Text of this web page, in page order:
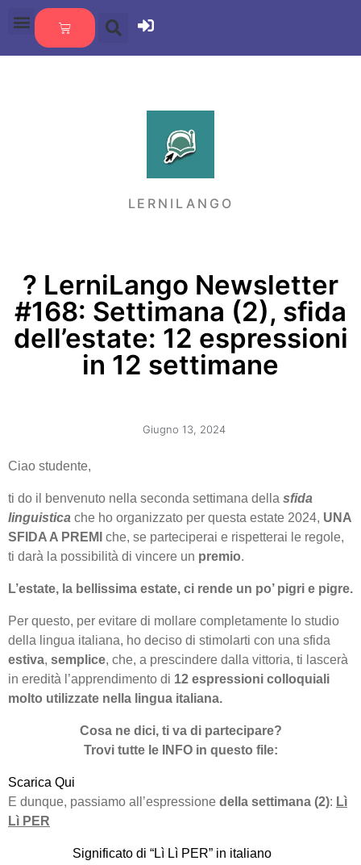
LERNILANGO
?️ LerniLango Newsletter
#168: Settimana (2), sfida
dell’estate: 12 espressioni
in 12 settimane
Giugno 13, 2024
Ciao studente,
ti do il benvenuto nella seconda settimana della sfida
linguistica che ho organizzato per questa estate 2024, UNA
SFIDA A PREMI che, se parteciperai e rispetterai le regole,
ti darà la possibilità di vincere un premio.
L’estate, la bellissima estate, ci rende un po’ pigri e pigre.
Per questo, per evitare di mollare completamente lo studio
della lingua italiana, ho deciso di stimolarti con una sfida
estiva, semplice, che, a prescindere dalla vittoria, ti lascerà
in eredità l’apprendimento di 12 espressioni colloquiali
molto utilizzate nella lingua italiana.
Cosa ne dici, ti va di partecipare?
Trovi tutte le INFO in questo file:
Scarica Qui
E dunque, passiamo all’espressione della settimana (2): Lì
Lì PER
Significato di “Lì Lì PER” in italiano